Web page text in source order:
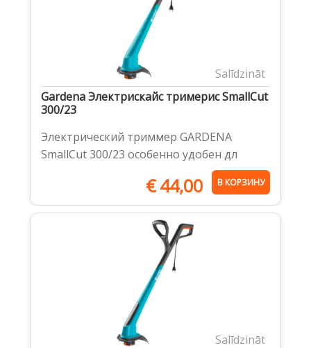
Salīdzināt
Gardena Электрискайс тримерис SmallCut
300/23
Электрический триммер GARDENA
SmallCut 300/23 особенно удобен дл
€44,00 В КОРЗИНУ
Salīdzināt